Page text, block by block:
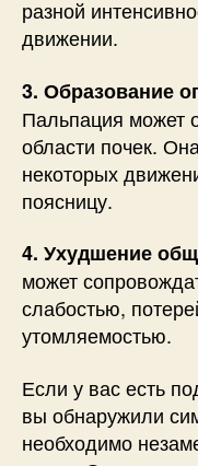
разной
движении.
3. Образование
Пальпация может
области почек.
некоторых
поясницу.
4. Ухудшение
может
слабостью,
утомляемостью.
Если у вас есть
вы обнаружили
необходимо